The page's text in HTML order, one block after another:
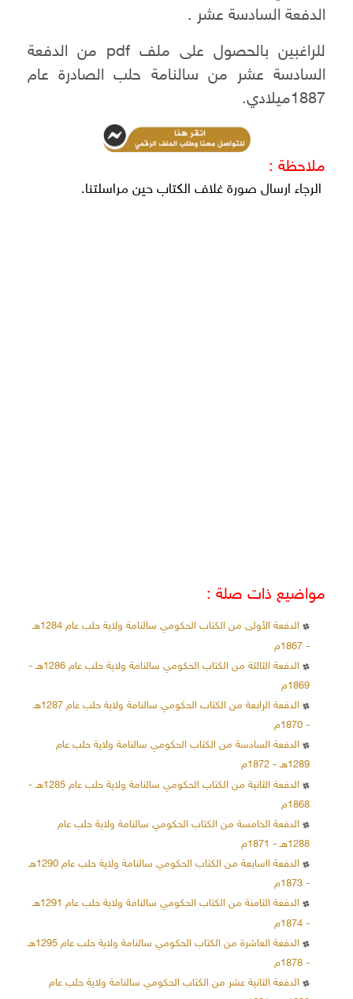
الدفعة السادسة عشر .
للراغبين بالحصول على ملف pdf من الدفعة
السادسة عشر من سالنامة حلب الصادرة عام
1887ميلادي.
ملاحظة :
الرجاء ارسال صورة غلاف الكتاب حين مراسلتنا.
مواضيع ذات صلة :
الدفعة الأولى من الكتاب الحكومي سالنامة ولاية حلب عام 1284هـ
الدفعة الثالثة من الكتاب الحكومي سالنامة ولاية حلب عام 1286هـ -
1869م
الدفعة الرابعة من الكتاب الحكومي سالنامة ولاية حلب عام 1287هـ
الدفعة السادسة من الكتاب الحكومي سالنامة ولاية حلب عام
1289هـ - 1872م
الدفعة الثانية من الكتاب الحكومي سالنامة ولاية حلب عام 1285هـ -
1868م
الدفعة الخامسة من الكتاب الحكومي سالنامة ولاية حلب عام
1288هـ - 1871م
الدفعة ااسابعة من الكتاب الحكومي سالنامة ولاية حلب عام 1290هـ
الدفعة الثامنة من الكتاب الحكومي سالنامة ولاية حلب عام 1291هـ
الدفعة العاشرة من الكتاب الحكومي سالنامة ولاية حلب عام 1295هـ
الدفعة الثانية عشر من الكتاب الحكومي سالنامة ولاية حلب عام